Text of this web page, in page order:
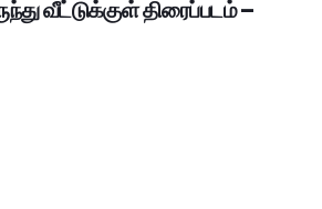
வீட்டுக்குள் திரைப்படம் –